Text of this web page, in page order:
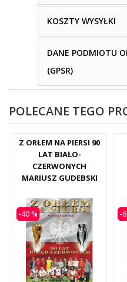
KOSZTY WYSYŁKI
DANE PODMIOTU
(GPSR)
POLECANE TEGO
Z ORŁEM NA PIERSI 90
LAT BIAŁO-
CZERWONYCH
MARIUSZ GUDEBSKI
-40 % -